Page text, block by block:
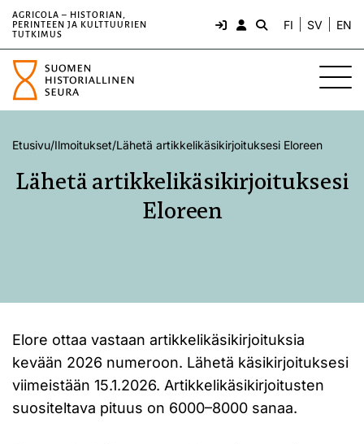
AGRICOLA – HISTORIAN,
PERINTEEN JA KULTTUURIEN
TUTKIMUS
FI SV EN
Etusivu/Ilmoitukset/Lähetä artikkelikäsikirjoituksesi Eloreen
Lähetä artikkelikäsikirjoituksesi
Eloreen
Elore ottaa vastaan artikkelikäsikirjoituksia
kevään 2026 numeroon. Lähetä käsikirjoituksesi
viimeistään 15.1.2026. Artikkelikäsikirjoitusten
suositeltava pituus on 6000–8000 sanaa.